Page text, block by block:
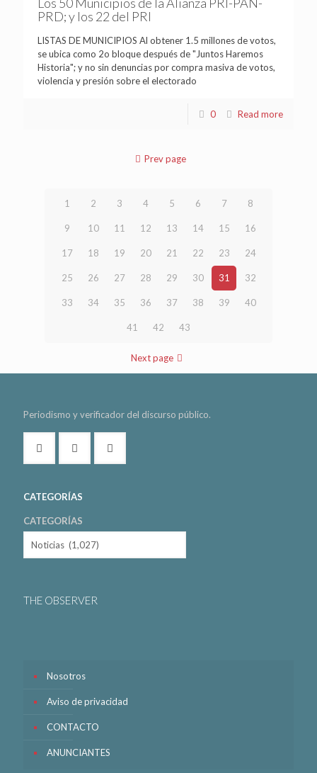
PRD; y los 22 del PRI
LISTAS DE MUNICIPIOS Al obtener 1.5 millones de votos,
se ubica como 2o bloque después de "Juntos Haremos
Historia"; y no sin denuncias por compra masiva de votos,
violencia y presión sobre el electorado
0 Read more
Prev page
1 2 3 4 5 6 7 8
9 10 11 12 13 14 15 16
17 18 19 20 21 22 23 24
25 26 27 28 29 30 31 32
33 34 35 36 37 38 39 40
41 42 43
Next page
Periodismo y verificador del discurso público.
CATEGORÍAS
CATEGORÍAS
THE OBSERVER
Nosotros
Aviso de privacidad
CONTACTO
ANUNCIANTES